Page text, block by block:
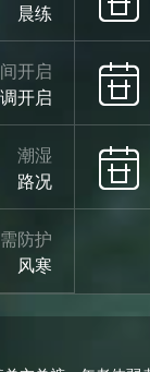
晨练
开启
开启
潮湿
路况
防护
风寒